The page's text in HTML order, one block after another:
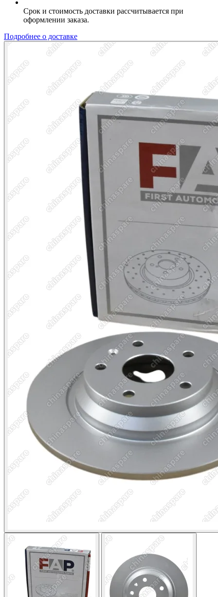
Срок и стоимость доставки рассчитывается при
оформлении заказа.
Подробнее о доставке